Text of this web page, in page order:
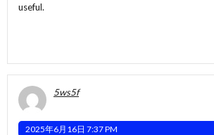
useful.
5ws5f
2025年6月16日 7:37 PM